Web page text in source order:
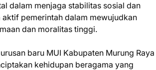
dalam menjaga stabilitas sosial dan
pemerintah dalam mewujudkan
dan moralitas tinggi.
baru MUI Kabupaten Murung Raya
kehidupan beragama yang